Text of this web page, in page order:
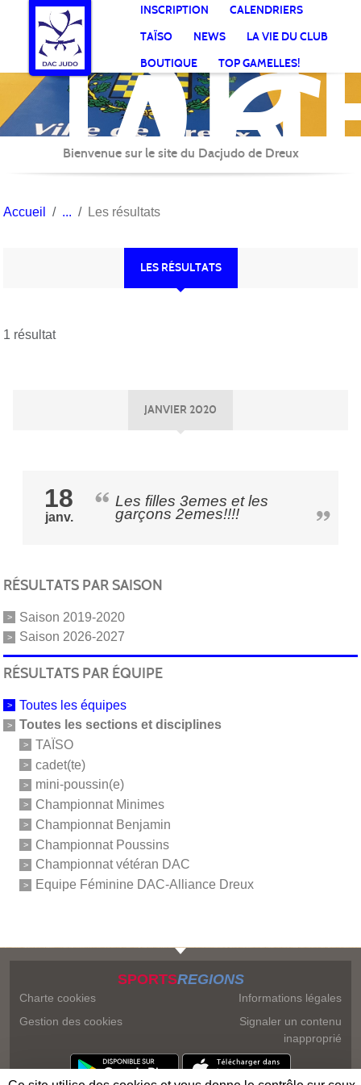
INSCRIPTION
CALENDRIERS
TAÏSO
NEWS
LA VIE DU CLUB
BOUTIQUE
TOP GAMELLES!
AC
Bienvenue sur le site du Dacjudo de Dreux
Accueil Les résultats
LES RÉSULTATS
1 résultat
JANVIER 2020
18
janv.
Les filles 3emes et les
garçons 2emes!!!!
RÉSULTATS PAR SAISON
Saison 2019-2020
Saison 2026-2027
RÉSULTATS PAR ÉQUIPE
Toutes les équipes
Toutes les sections et disciplines
TAÏSO
cadet(te)
mini-poussin(e)
Championnat Minimes
Championnat Benjamin
Championnat Poussins
Championnat vétéran DAC
Equipe Féminine DAC-Alliance Dreux
SPORTSREGIONS
Charte cookies
Gestion des cookies
Informations légales
Signaler un contenu
inapproprié
Panneau de gestion des cookies